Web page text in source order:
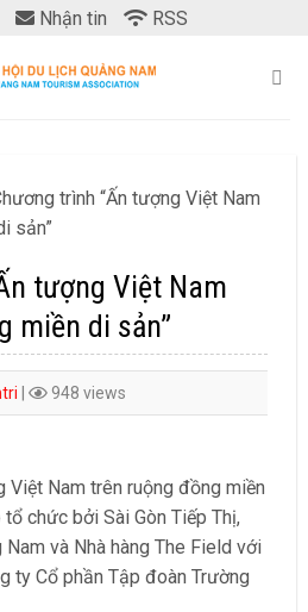
Nhận tin RSS
trình “Ấn tượng Việt Nam
sản”
tượng Việt Nam
miền di sản”
948 views
Việt Nam trên ruộng đồng miền
chức bởi Sài Gòn Tiếp Thị,
và Nhà hàng The Field với
ty Cổ phần Tập đoàn Trường